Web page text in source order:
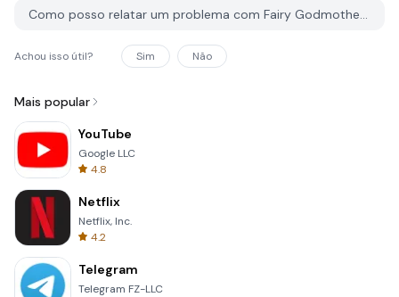
Como posso relatar um problema com Fairy Godmother 4 f2p no PGYER APK HUB?
Achou isso útil? Sim Não
Mais popular
YouTube
Google LLC
4.8
Netflix
Netflix, Inc.
4.2
Telegram
Telegram FZ-LLC